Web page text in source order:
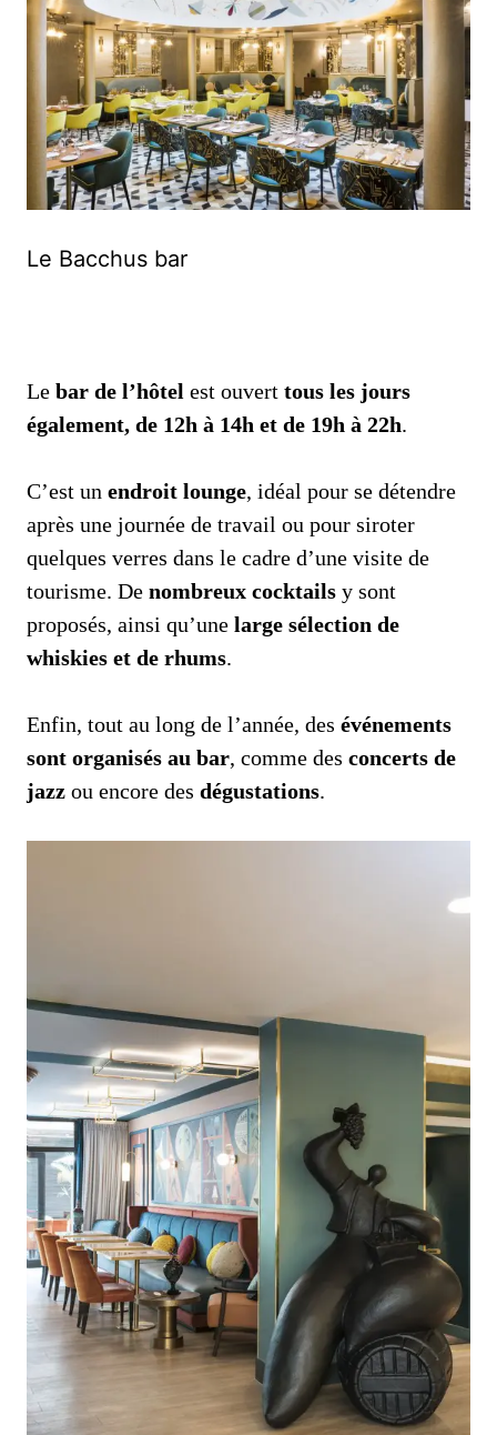
Le Bacchus bar
Le bar de l’hôtel est ouvert tous les jours
également, de 12h à 14h et de 19h à 22h.
C’est un endroit lounge, idéal pour se détendre
après une journée de travail ou pour siroter
quelques verres dans le cadre d’une visite de
tourisme. De nombreux cocktails y sont
proposés, ainsi qu’une large sélection de
whiskies et de rhums.
Enfin, tout au long de l’année, des événements
sont organisés au bar, comme des concerts de
jazz ou encore des dégustations.